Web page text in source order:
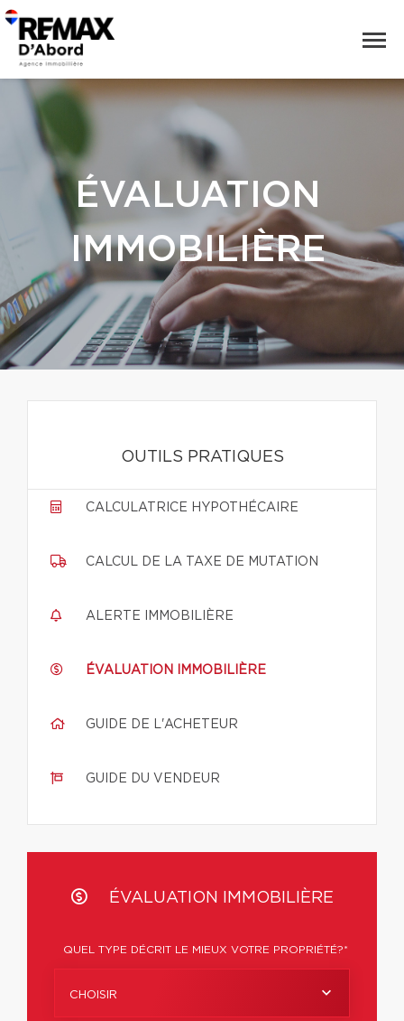
ÉVALUATION
IMMOBILIÈRE
OUTILS PRATIQUES
CALCULATRICE HYPOTHÉCAIRE
CALCUL DE LA TAXE DE MUTATION
ALERTE IMMOBILIÈRE
ÉVALUATION IMMOBILIÈRE
GUIDE DE L'ACHETEUR
GUIDE DU VENDEUR
ÉVALUATION IMMOBILIÈRE
QUEL TYPE DÉCRIT LE MIEUX VOTRE PROPRIÉTÉ?*
CHOISIR